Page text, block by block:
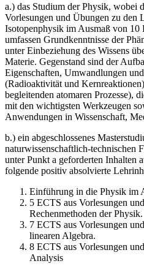
a.) das Studium der Physik, wobei
Vorlesungen und Übungen zu den
Isotopenphysik im Ausmaß von 10
umfassen Grundkenntnisse der
unter Einbeziehung des Wissens
Materie. Gegenstand sind der
Eigenschaften, Umwandlungen
(Radioaktivität und
begleitenden atomaren Prozesse),
mit den wichtigsten Werkzeugen
Anwendungen in Wissenschaft,
b.) ein abgeschlossenes
naturwissenschaftlich-technischen
unter Punkt a geforderten Inhalten
folgende positiv absolvierte
Einführung in die Physik im
5 ECTS aus Vorlesungen
Rechenmethoden der Physik.
7 ECTS aus Vorlesungen
linearen Algebra.
8 ECTS aus Vorlesungen
Analysis